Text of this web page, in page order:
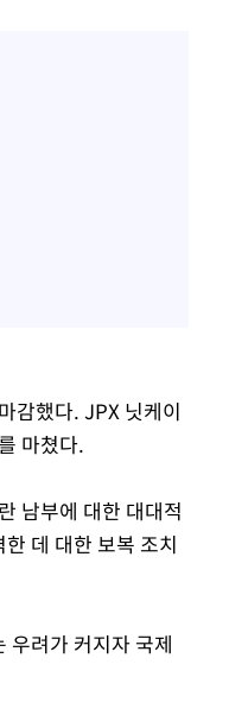
감했다. JPX 닛케이
마쳤다.
남부에 대한 대대적
데 대한 보복 조치
우려가 커지자 국제